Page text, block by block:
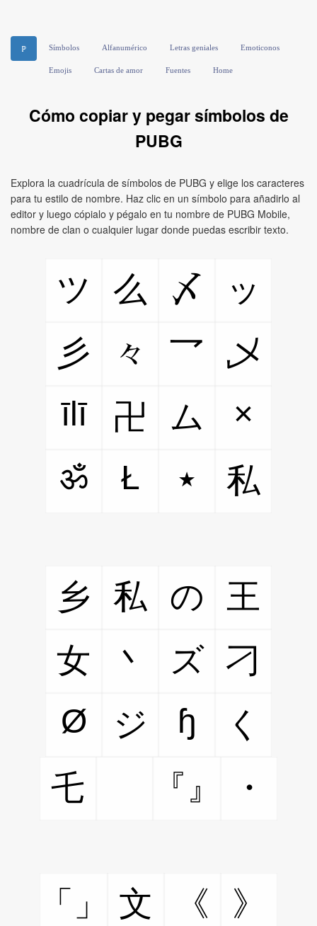
ℙ Símbolos Alfanumérico Letras geniales Emoticonos
Emojis Cartas de amor Fuentes Home
Cómo copiar y pegar símbolos de
PUBG
Explora la cuadrícula de símbolos de PUBG y elige los caracteres
para tu estilo de nombre. Haz clic en un símbolo para añadirlo al
editor y luego cópialo y pégalo en tu nombre de PUBG Mobile,
nombre de clan o cualquier lugar donde puedas escribir texto.
ツ 么 〆
ッ
彡
々 乛
乄
īlī
卍 ム
×
ॐ
Ł ٭ 私
乡 私 の
王
女
丶 ズ 刁
Ø
ジ ɧ
く
乇
『』 ・
「」 文 《
》